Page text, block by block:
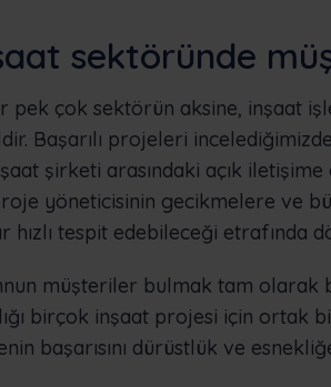
sektöründe
pek çok sektörün aksine, inşaat
Başarılı projeleri
şirketi arasındaki açık
yöneticisinin gecikmelere ve
hızlı tespit edebileceği etrafında
müşteriler bulmak tam olarak
birçok inşaat projesi için ortak
başarısını dürüstlük ve